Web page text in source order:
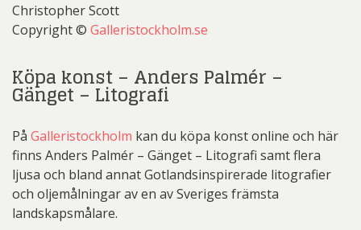
Christopher Scott
Copyright © Galleristockholm.se
Köpa konst – Anders Palmér –
Gänget – Litografi
På Galleristockholm kan du köpa konst online och här
finns Anders Palmér – Gänget – Litografi samt flera
ljusa och bland annat Gotlandsinspirerade litografier
och oljemålningar av en av Sveriges främsta
landskapsmålare.